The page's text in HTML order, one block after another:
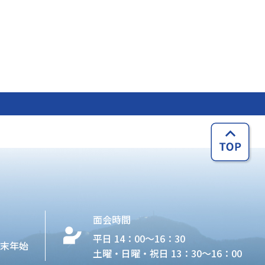
年始
面会時間
平日 14：00〜16：30
土曜・日曜・祝日 13：30〜16：00